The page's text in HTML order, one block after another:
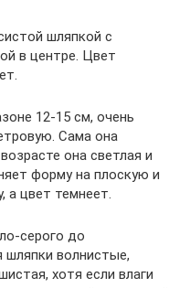
шляпкой с
в центре. Цвет
12-15 см, очень
Сама она
она светлая и
форму на плоскую и
а цвет темнеет.
серого до
шляпки волнистые,
хотя если влаги